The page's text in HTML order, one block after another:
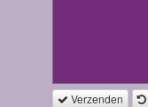
Verzenden